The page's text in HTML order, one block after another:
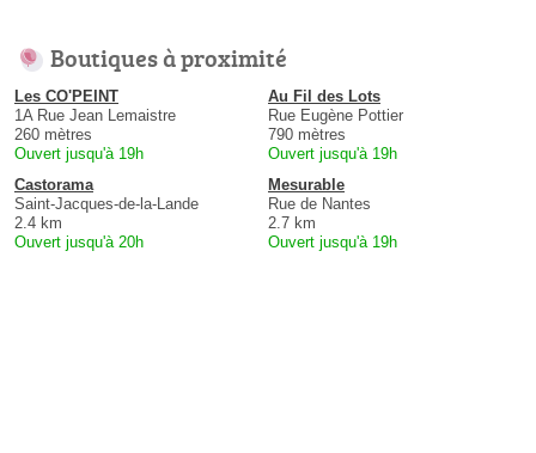
Boutiques à proximité
Les CO'PEINT
1A Rue Jean Lemaistre
260 mètres
Ouvert jusqu'à 19h
Au Fil des Lots
Rue Eugène Pottier
790 mètres
Ouvert jusqu'à 19h
Castorama
Saint-Jacques-de-la-Lande
2.4 km
Ouvert jusqu'à 20h
Mesurable
Rue de Nantes
2.7 km
Ouvert jusqu'à 19h